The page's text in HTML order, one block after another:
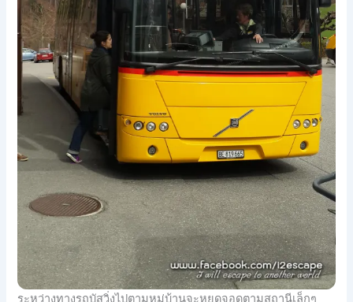
ระหว่างทางรถบัสวิ่งไปตามหมู่บ้านจะหยุดจอดตามสถานีเล็กๆ